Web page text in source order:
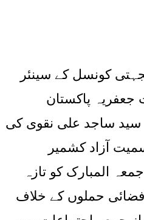
کونسل کے سینئر
جعفریہ پاکستان
سید ساجد علی نقوی کی
آزاد کشمیر
المبارک کو تازہ
فضائی حملوں کے خلاف